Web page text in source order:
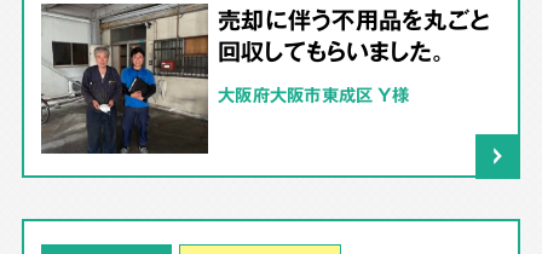
売却に伴う不用品を丸ごと
回収してもらいました。
大阪府大阪市東成区 Y様